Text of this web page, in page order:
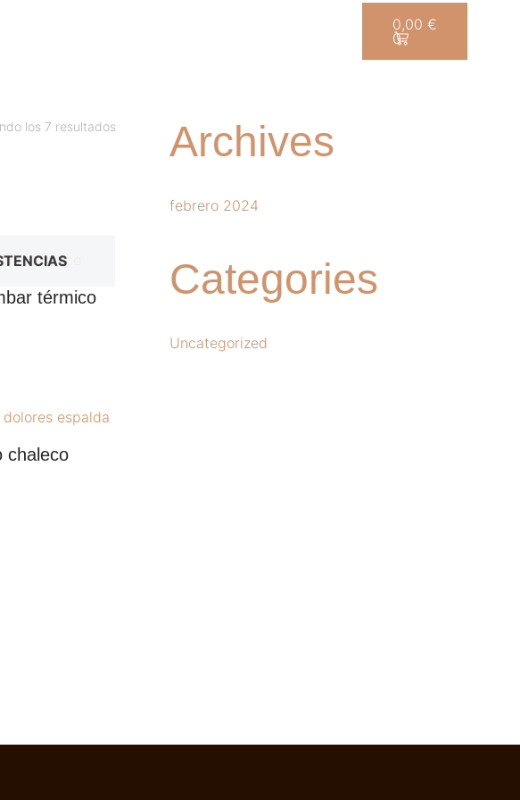
0,00 €
0
los 7 resultados
térmico
chaleco
Archives
febrero 2024
Categories
Uncategorized